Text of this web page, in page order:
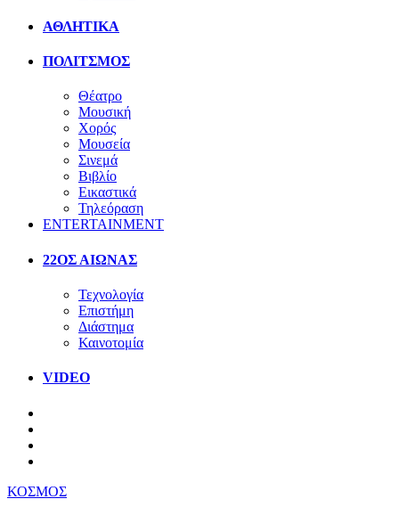
ΑΘΛΗΤΙΚΑ
ΠΟΛΙΤΣΜΟΣ
Θέατρο
Μουσική
Χορός
Μουσεία
Σινεμά
Βιβλίο
Εικαστικά
Τηλεόραση
ENTERTAINMENT
22ΟΣ ΑΙΩΝΑΣ
Τεχνολογία
Επιστήμη
Διάστημα
Καινοτομία
VIDEO
ΚΟΣΜΟΣ